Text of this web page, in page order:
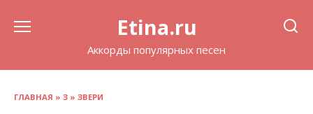
Etina.ru
Аккорды популярных песен
ГЛАВНАЯ » З » ЗВЕРИ